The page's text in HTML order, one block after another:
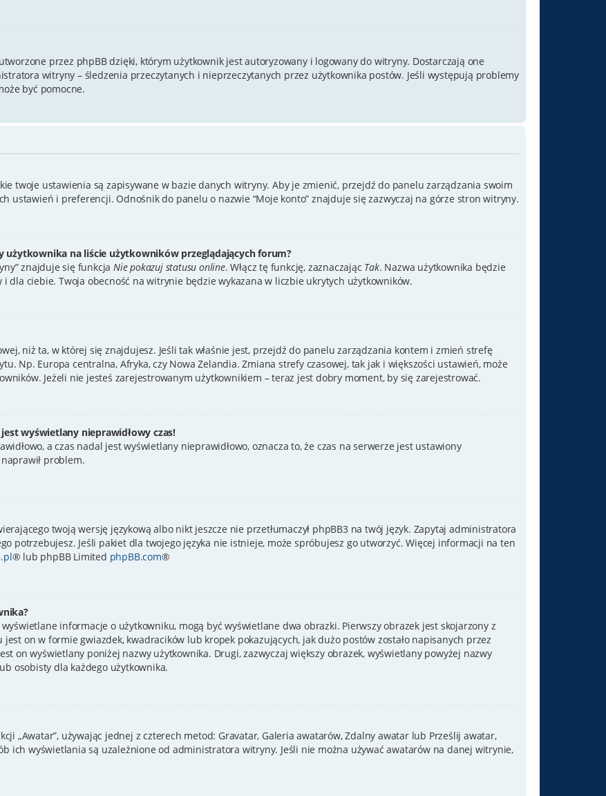
przez phpBB dzięki, którym użytkownik jest autoryzowany i logowany do witryny. Dostarczają one
witryny – śledzenia przeczytanych i nieprzeczytanych przez użytkownika postów. Jeśli występują problemy
być pomocne.
twoje ustawienia są zapisywane w bazie danych witryny. Aby je zmienić, przejdź do panelu zarządzania swoim
ustawień i preferencji. Odnośnik do panelu o nazwie “Moje konto” znajduje się zazwyczaj na górze stron witryny.
użytkownika na liście użytkowników przeglądających forum?
znajduje się funkcja Nie pokazuj statusu online. Włącz tę funkcję, zaznaczając Tak. Nazwa użytkownika będzie
ciebie. Twoja obecność na witrynie będzie wykazana w liczbie ukrytych użytkowników.
niż ta, w której się znajdujesz. Jeśli tak właśnie jest, przejdź do panelu zarządzania kontem i zmień strefę
Np. Europa centralna, Afryka, czy Nowa Zelandia. Zmiana strefy czasowej, tak jak i większości ustawień, może
Jeżeli nie jesteś zarejestrowanym użytkownikiem – teraz jest dobry moment, by się zarejestrować.
wyświetlany nieprawidłowy czas!
a czas nadal jest wyświetlany nieprawidłowo, oznacza to, że czas na serwerze jest ustawiony
problem.
twoją wersję językową albo nikt jeszcze nie przetłumaczył phpBB3 na twój język. Zapytaj administratora
potrzebujesz. Jeśli pakiet dla twojego języka nie istnieje, może spróbujesz go utworzyć. Więcej informacji na ten
® lub phpBB Limited phpBB.com®
informacje o użytkowniku, mogą być wyświetlane dwa obrazki. Pierwszy obrazek jest skojarzony z
on w formie gwiazdek, kwadracików lub kropek pokazujących, jak dużo postów zostało napisanych przez
on wyświetlany poniżej nazwy użytkownika. Drugi, zazwyczaj większy obrazek, wyświetlany powyżej nazwy
osobisty dla każdego użytkownika.
„Awatar”, używając jednej z czterech metod: Gravatar, Galeria awatarów, Zdalny awatar lub Prześlij awatar,
ich wyświetlania są uzależnione od administratora witryny. Jeśli nie można używać awatarów na danej witrynie,